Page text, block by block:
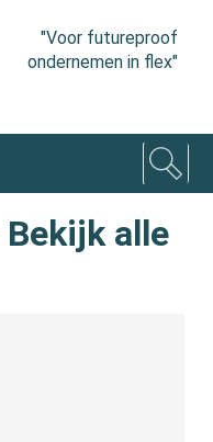
"Voor futureproof
ondernemen in flex"
Bekijk alle